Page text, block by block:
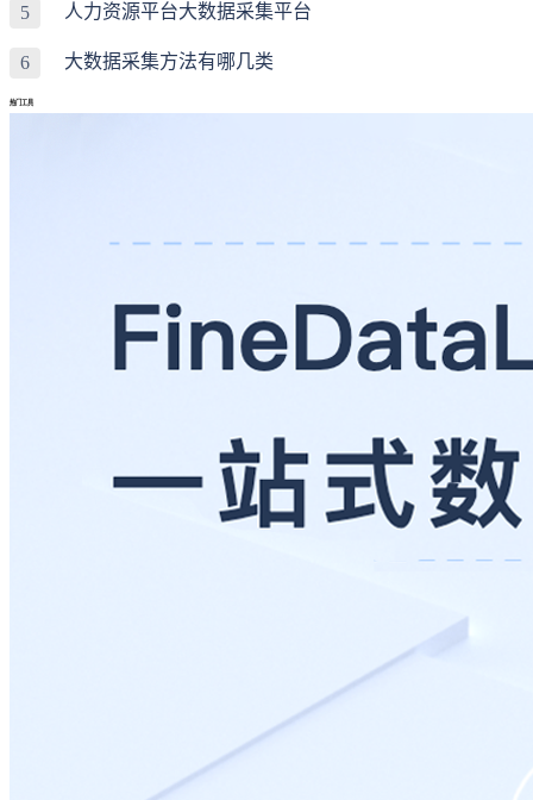
5 人力资源平台大数据采集平台
6 大数据采集方法有哪几类
热门工具